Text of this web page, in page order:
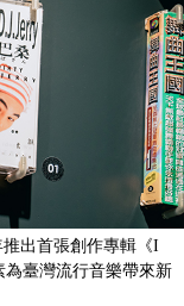
出首張創作專輯《I
為臺灣流行音樂帶來新